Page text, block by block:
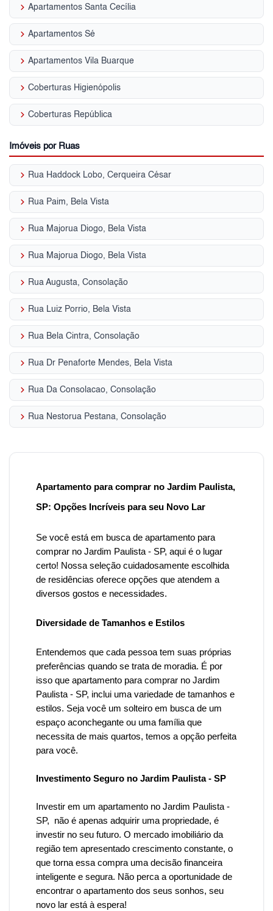
keyboard_arrow_right Apartamentos Santa Cecília
keyboard_arrow_right Apartamentos Sé
keyboard_arrow_right Apartamentos Vila Buarque
keyboard_arrow_right Coberturas Higienópolis
keyboard_arrow_right Coberturas República
Imóveis por Ruas
keyboard_arrow_right Rua Haddock Lobo, Cerqueira César
keyboard_arrow_right Rua Paim, Bela Vista
keyboard_arrow_right Rua Majorua Diogo, Bela Vista
keyboard_arrow_right Rua Majorua Diogo, Bela Vista
keyboard_arrow_right Rua Augusta, Consolação
keyboard_arrow_right Rua Luiz Porrio, Bela Vista
keyboard_arrow_right Rua Bela Cintra, Consolação
keyboard_arrow_right Rua Dr Penaforte Mendes, Bela Vista
keyboard_arrow_right Rua Da Consolacao, Consolação
keyboard_arrow_right Rua Nestorua Pestana, Consolação
Apartamento para comprar no Jardim Paulista,
SP: Opções Incríveis para seu Novo Lar
Se você está em busca de apartamento para
comprar no Jardim Paulista - SP, aqui é o lugar
certo! Nossa seleção cuidadosamente escolhida
de residências oferece opções que atendem a
diversos gostos e necessidades.
Diversidade de Tamanhos e Estilos
Entendemos que cada pessoa tem suas próprias
preferências quando se trata de moradia. É por
isso que apartamento para comprar no Jardim
Paulista - SP, inclui uma variedade de tamanhos e
estilos. Seja você um solteiro em busca de um
espaço aconchegante ou uma família que
necessita de mais quartos, temos a opção perfeita
para você.
Investimento Seguro no Jardim Paulista - SP
Investir em um apartamento no Jardim Paulista -
SP, não é apenas adquirir uma propriedade, é
investir no seu futuro. O mercado imobiliário da
região tem apresentado crescimento constante, o
que torna essa compra uma decisão financeira
inteligente e segura. Não perca a oportunidade de
encontrar o apartamento dos seus sonhos, seu
novo lar está à espera!